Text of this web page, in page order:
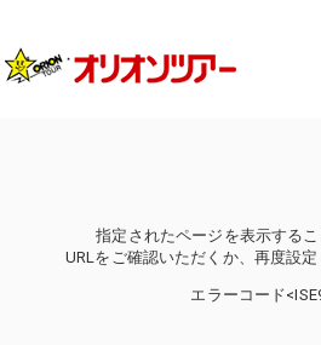
指定されたページを表示するこ
URLをご確認いただくか、再度設定
エラーコード